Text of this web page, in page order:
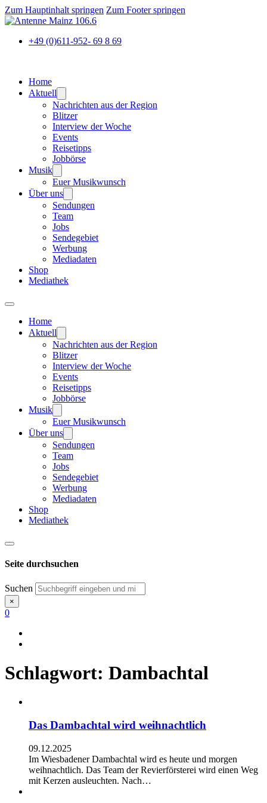
Zum Hauptinhalt springen Zum Footer springen
+49 (0)611-952- 69 8 69
Home
Aktuell
Nachrichten aus der Region
Blitzer
Interview der Woche
Events
Reisetipps
Jobbörse
Musik
Euer Musikwunsch
Über uns
Sendungen
Team
Jobs
Sendegebiet
Werbung
Mediadaten
Shop
Mediathek
Home
Aktuell
Nachrichten aus der Region
Blitzer
Interview der Woche
Events
Reisetipps
Jobbörse
Musik
Euer Musikwunsch
Über uns
Sendungen
Team
Jobs
Sendegebiet
Werbung
Mediadaten
Shop
Mediathek
Seite durchsuchen
Suchen
×
0
Schlagwort: Dambachtal
Das Dambachtal wird weihnachtlich
09.12.2025
Im Wiesbadener Dambachtal wird es heute und morgen
weihnachtlich. Das Team der Revierförsterei wird einen Weg
mit Kerzen ausleuchten. Nach…